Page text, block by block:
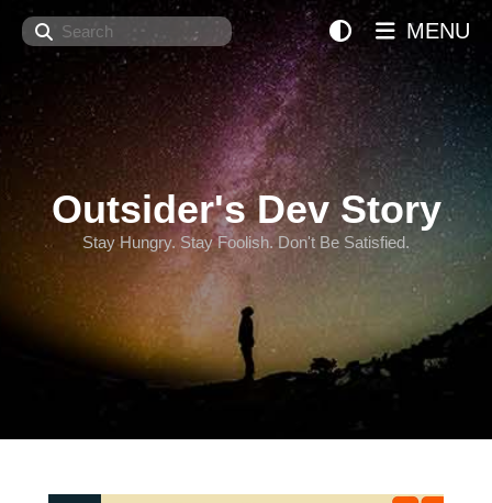
Search
Outsider's Dev Story
Stay Hungry. Stay Foolish. Don't Be Satisfied.
MENU